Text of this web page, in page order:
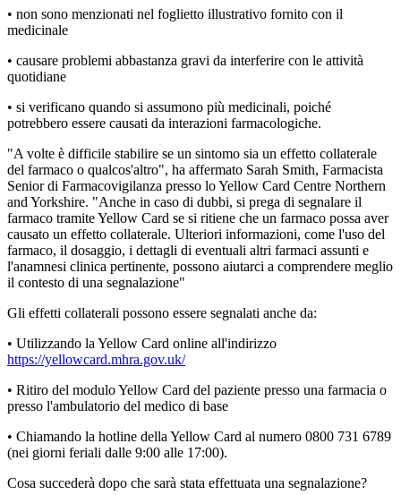
• non sono menzionati nel foglietto illustrativo fornito con il
medicinale
• causare problemi abbastanza gravi da interferire con le attività
quotidiane
• si verificano quando si assumono più medicinali, poiché
potrebbero essere causati da interazioni farmacologiche.
"A volte è difficile stabilire se un sintomo sia un effetto collaterale
del farmaco o qualcos'altro", ha affermato Sarah Smith, Farmacista
Senior di Farmacovigilanza presso lo Yellow Card Centre Northern
and Yorkshire. "Anche in caso di dubbi, si prega di segnalare il
farmaco tramite Yellow Card se si ritiene che un farmaco possa aver
causato un effetto collaterale. Ulteriori informazioni, come l'uso del
farmaco, il dosaggio, i dettagli di eventuali altri farmaci assunti e
l'anamnesi clinica pertinente, possono aiutarci a comprendere meglio
il contesto di una segnalazione"
Gli effetti collaterali possono essere segnalati anche da:
• Utilizzando la Yellow Card online all'indirizzo
https://yellowcard.mhra.gov.uk/
• Ritiro del modulo Yellow Card del paziente presso una farmacia o
presso l'ambulatorio del medico di base
• Chiamando la hotline della Yellow Card al numero 0800 731 6789
(nei giorni feriali dalle 9:00 alle 17:00).
Cosa succederà dopo che sarà stata effettuata una segnalazione?